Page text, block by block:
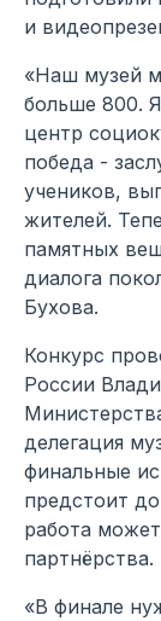
и
«Наш музей
больше 800.
центр
победа -
учеников,
жителей.
памятных
диалога
Бухова.
Конкурс
России
делегация
финальные
предстоит
работа
партнёрства.
«В финале